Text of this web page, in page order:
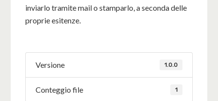
inviarlo tramite mail o stamparlo, a seconda delle
proprie esitenze.
Versione 1.0.0
Conteggio file 1